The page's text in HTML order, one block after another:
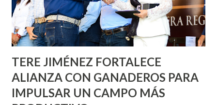
Asunción, Avenida Alameda y Decreto 27 de Septiembre, en
los edificios FOVISSSTE Ojo de Agua, en la comunidad
Norias de Paso Hondo y en los edificios de...
TERE JIMÉNEZ FORTALECE
ALIANZA CON GANADEROS PARA
IMPULSAR UN CAMPO MÁS